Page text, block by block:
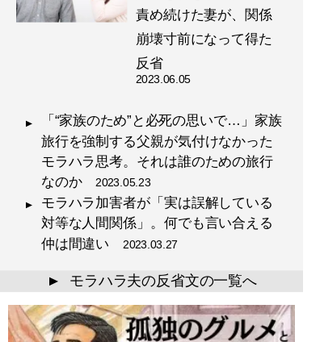
責め続けた妻が、関係
崩壊寸前になって得た
反省
2023.06.05
「“家族のため”と必死の思いで…」家族
旅行を強制する父親が気付けなかった
モラハラ思考。それは誰のための旅行
なのか2023.05.23
モラハラ加害者が「実は誤解している
対等な人間関係」。何でも言い合える
仲は間違い
2023.03.27
▲ モラハラ夫の反省文の一覧へ